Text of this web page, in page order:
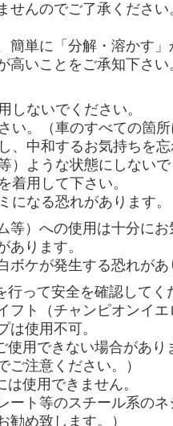
んのでご了承ください
単に「分解・溶かす」
いことをご承知下さい
ないでください。
。（車のすべての箇所
中和するお気持ちを忘
ような状態にしないで
用して下さい。
なる恐れがあります。
）への使用は十分にお
ります。
ケが発生する恐れがあ
って安全を確認してく
フト（チャンピオンイ
使用不可。
用できない場合があり
ご注意ください。）
使用できません。
ト等のスチール系の
め致します。）